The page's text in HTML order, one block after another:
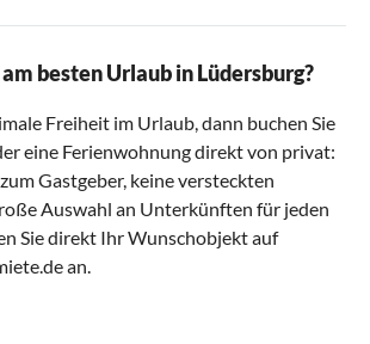
besten Urlaub in Lüdersburg?
Freiheit im Urlaub, dann buchen Sie
eine Ferienwohnung direkt von privat:
Gastgeber, keine versteckten
Auswahl an Unterkünften für jeden
Sie direkt Ihr Wunschobjekt auf
an.